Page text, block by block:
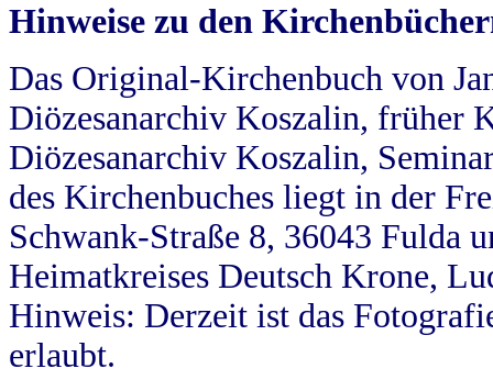
Hinweise zu den
Das Original-Kirchenbuch von
Diözesanarchiv Koszalin, früher
Diözesanarchiv Koszalin,
des Kirchenbuches liegt in der
Schwank-Straße 8, 36043 Fulda
Heimatkreises Deutsch Krone,
Hinweis: Derzeit ist das
erlaubt.